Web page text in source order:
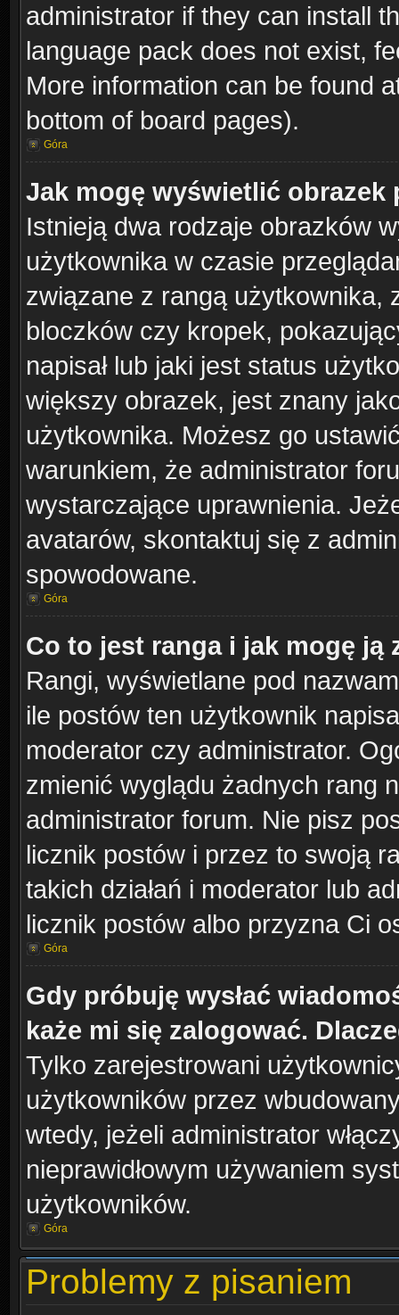
administrator if they can install
language pack does not exist,
More information can be found
bottom of board pages).
Góra
Jak mogę wyświetlić
Istnieją dwa rodzaje obrazków
użytkownika w czasie
związane z rangą użytkownika,
bloczków czy kropek,
napisał lub jaki jest status
większy obrazek, jest znany
użytkownika. Możesz go
warunkiem, że administrator
wystarczające uprawnienia.
avatarów, skontaktuj się z
spowodowane.
Góra
Co to jest ranga i jak mogę ją
Rangi, wyświetlane pod
ile postów ten użytkownik
moderator czy administrator.
zmienić wyglądu żadnych rang
administrator forum. Nie pisz
licznik postów i przez to swoją
takich działań i moderator lub
licznik postów albo przyzna Ci
Góra
Gdy próbuję wysłać
każe mi się zalogować.
Tylko zarejestrowani
użytkowników przez
wtedy, jeżeli administrator
nieprawidłowym używaniem
użytkowników.
Góra
Problemy z pisaniem